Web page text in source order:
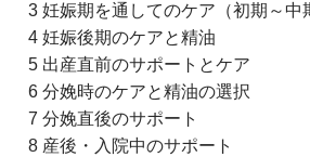
3 妊娠期を通してのケア（初期～中
4 妊娠後期のケアと精油
5 出産直前のサポートとケア
6 分娩時のケアと精油の選択
7 分娩直後のサポート
8 産後・入院中のサポート